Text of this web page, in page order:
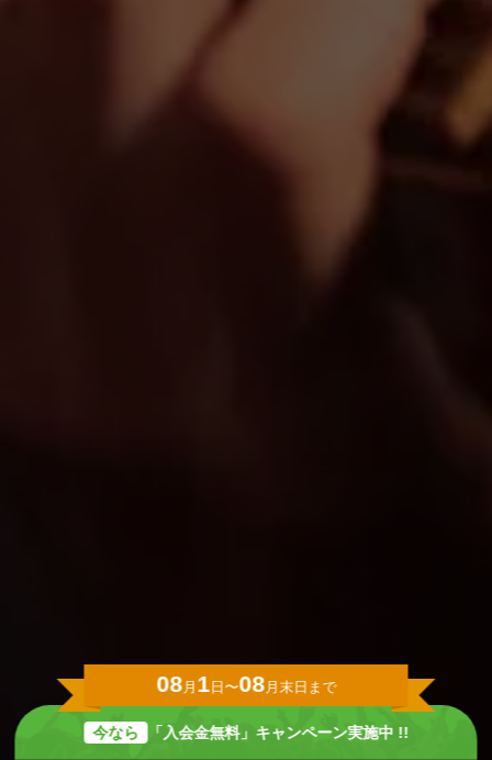
08月 1日〜08月末日まで
今なら 「入会金無料」キャンペーン実施中 !!